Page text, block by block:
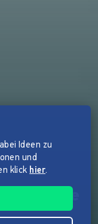
- Reise
Ideen zu
und
klick hier.